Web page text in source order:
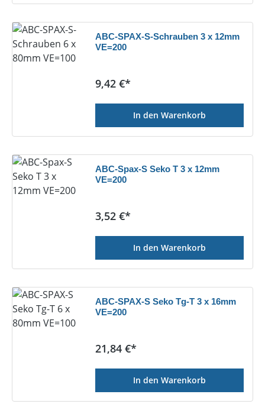
ABC-SPAX-S-Schrauben 3 x 12mm
VE=200
Regulärer Preis:
9,42 €*
In den Warenkorb
ABC-Spax-S Seko T 3 x 12mm
VE=200
Regulärer Preis:
3,52 €*
In den Warenkorb
ABC-SPAX-S Seko Tg-T 3 x 16mm
VE=200
Regulärer Preis:
21,84 €*
In den Warenkorb